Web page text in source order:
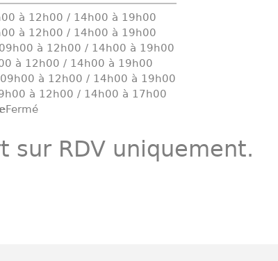
à 12h00 / 14h00 à 19h00
à 12h00 / 14h00 à 19h00
09h00 à 12h00 / 14h00 à 19h00
à 12h00 / 14h00 à 19h00
09h00 à 12h00 / 14h00 à 19h00
à 12h00 / 14h00 à 17h00
Fermé
sur RDV uniquement.